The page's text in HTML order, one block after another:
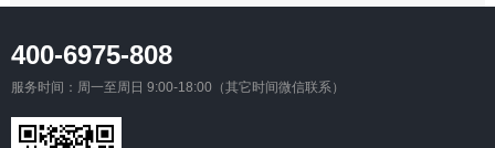
400-6975-808
服务时间：周一至周日 9:00-18:00（其它时间微信联系）